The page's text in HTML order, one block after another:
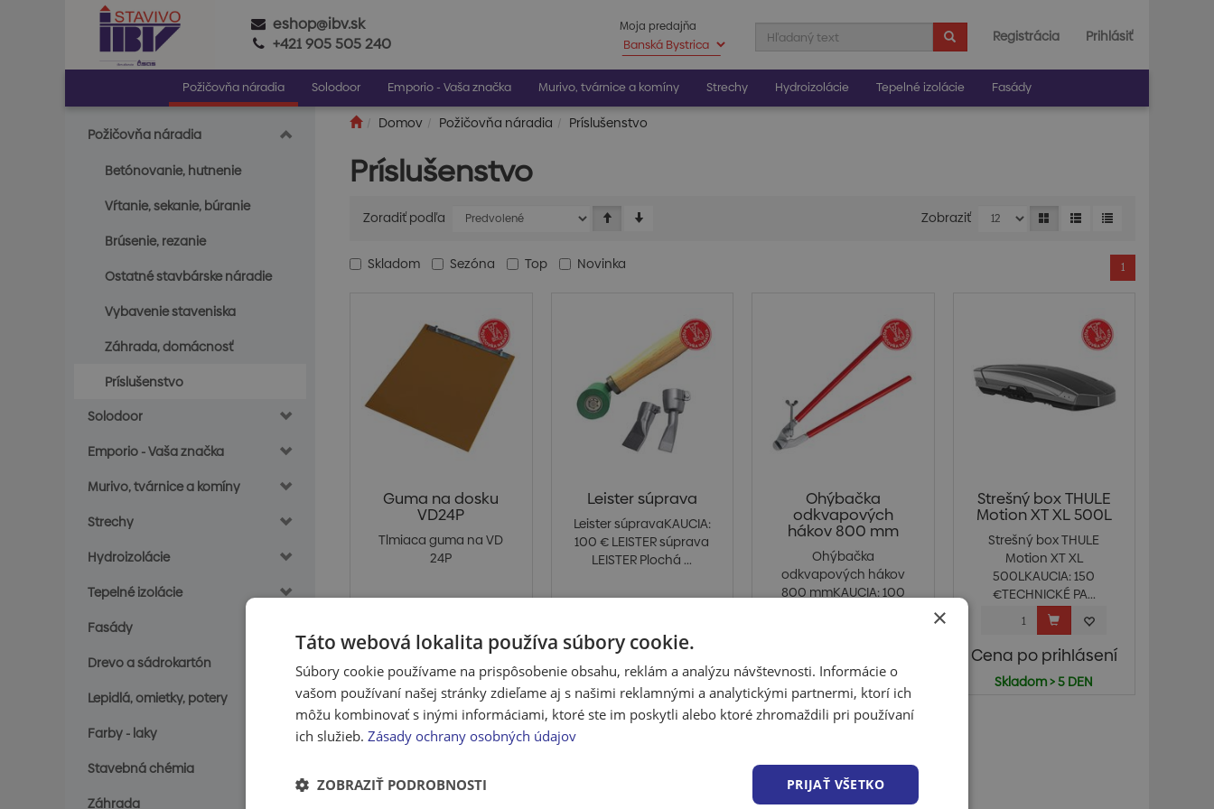
eshop@ibv.sk
+421 905 505 240
Registrácia Prihlásiť
Moja predajňa
Požičovňa náradia Solodoor Emporio - Vaša značka Murivo, tvárnice a komíny Strechy Hydroizolácie Tepelné izolácie Fasády
Požičovňa náradia
Betónovanie, hutnenie
Vŕtanie, sekanie, búranie
Brúsenie, rezanie
Ostatné stavbárske náradie
Vybavenie staveniska
Záhrada, domácnosť
Príslušenstvo
Solodoor
Emporio - Vaša značka
Murivo, tvárnice a komíny
Strechy
Hydroizolácie
Tepelné izolácie
Fasády
Drevo a sádrokartón
Lepidlá, omietky, potery
Farby - laky
Stavebná chémia
Záhrada
Domov Požičovňa náradia Príslušenstvo
Príslušenstvo
Zoradiť podľa Zobraziť
Skladom Sezóna Top Novinka 1
Guma na dosku
VD24P
Tlmiaca guma na VD
24P
Cena po prihlásení
Skladom > 5 DEN
Leister súprava
Leister súpravaKAUCIA:
100 € LEISTER súprava
LEISTER Plochá ...
Cena po prihlásení
Skladom > 5 DEN
Ohýbačka
odkvapových
hákov 800 mm
Ohýbačka
odkvapových hákov
800 mmKAUCIA: 100
Skladom > 5 DEN
Strešný box THULE
Motion XT XL 500L
Strešný box THULE
Motion XT XL
500LKAUCIA: 150
€TECHNICKÉ PA...
Cena po prihlásení
Skladom > 5 DEN
×
Táto webová lokalita používa súbory cookie.
Súbory cookie používame na prispôsobenie obsahu, reklám a analýzu návštevnosti. Informácie o
vašom používaní našej stránky zdieľame aj s našimi reklamnými a analytickými partnermi, ktorí ich
môžu kombinovať s inými informáciami, ktoré ste im poskytli alebo ktoré zhromaždili pri používaní
ich služieb. Zásady ochrany osobných údajov
PRIJAŤ VŠETKO
ZOBRAZIŤ PODROBNOSTI